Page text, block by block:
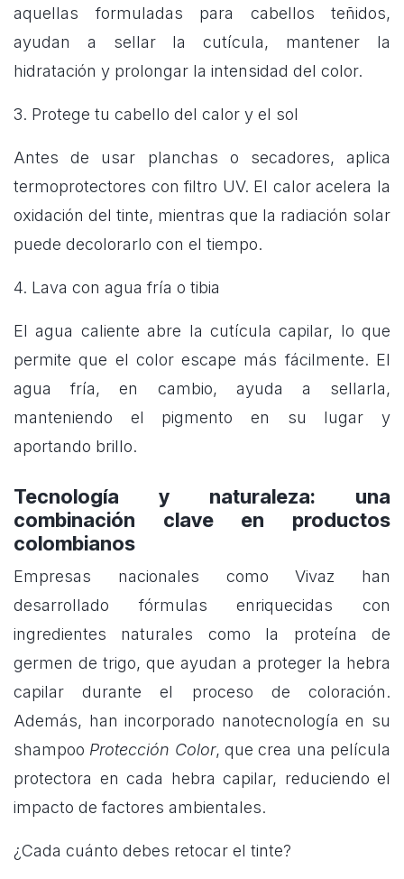
aquellas formuladas para cabellos teñidos,
ayudan a sellar la cutícula, mantener la
hidratación y prolongar la intensidad del color.
3. Protege tu cabello del calor y el sol
Antes de usar planchas o secadores, aplica
termoprotectores con filtro UV. El calor acelera la
oxidación del tinte, mientras que la radiación solar
puede decolorarlo con el tiempo.
4. Lava con agua fría o tibia
El agua caliente abre la cutícula capilar, lo que
permite que el color escape más fácilmente. El
agua fría, en cambio, ayuda a sellarla,
manteniendo el pigmento en su lugar y
aportando brillo.
Tecnología y naturaleza: una
combinación clave en productos
colombianos
Empresas nacionales como Vivaz han
desarrollado fórmulas enriquecidas con
ingredientes naturales como la proteína de
germen de trigo, que ayudan a proteger la hebra
capilar durante el proceso de coloración.
Además, han incorporado nanotecnología en su
shampoo Protección Color, que crea una película
protectora en cada hebra capilar, reduciendo el
impacto de factores ambientales.
¿Cada cuánto debes retocar el tinte?